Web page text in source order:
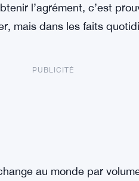
l’agrément, c’est
mais dans les faits
PUBLICITÉ